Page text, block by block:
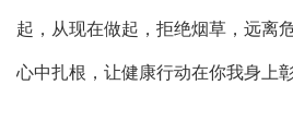
起，从现在做起，拒绝烟草，远离
心中扎根，让健康行动在你我身上